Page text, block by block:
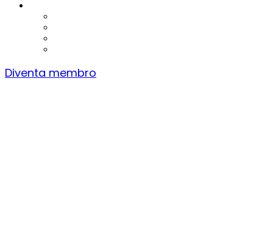
Diventa membro